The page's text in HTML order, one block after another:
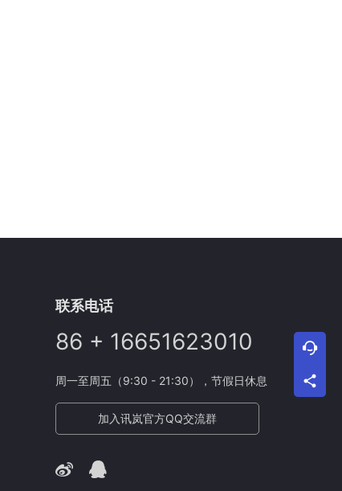
联系电话
86 + 16651623010
周一至周五（9:30 - 21:30），节假日休息
加入讯岚官方QQ交流群